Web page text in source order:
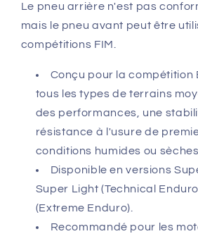
Le pneu arrière n'est pas
mais le pneu avant peut être
compétitions FIM.
Conçu pour la compétition
tous les types de terrains
des performances, une
résistance à l'usure de
conditions humides ou sèches.
Disponible en versions
Super Light (Technical
(Extreme Enduro).
Recommandé pour les